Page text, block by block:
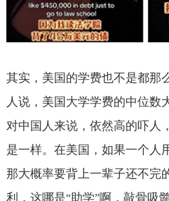
其实，美国的学费也不是都那
人说，美国大学学费的中位数
对中国人来说，依然高的吓人
是一样。在美国，如果一个人
那大概率要背上一辈子还不完
利，这哪是“助学”啊，敲骨吸